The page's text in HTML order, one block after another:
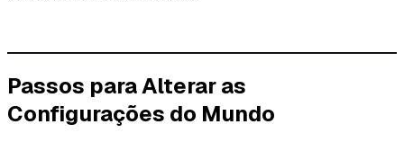
Passos para Alterar as
Configurações do Mundo